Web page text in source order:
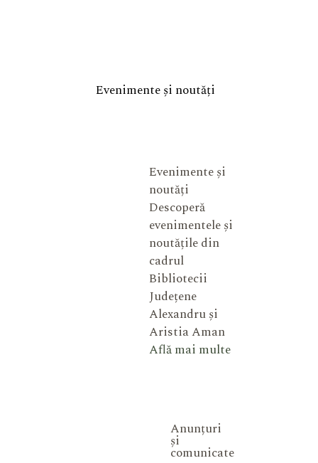
Evenimente și noutăți
Evenimente și
noutăți
Descoperă
evenimentele și
noutățile din
cadrul
Bibliotecii
Județene
Alexandru și
Aristia Aman
Află mai multe
Anunțuri
și
comunicate